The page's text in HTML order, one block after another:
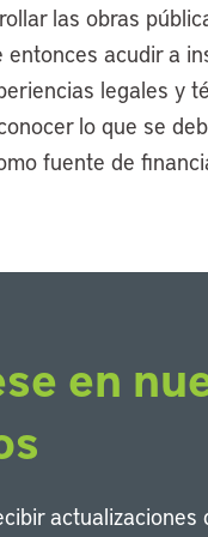
las obras
acudir a
legales y
lo que se
fuente de
en
actualizaciones